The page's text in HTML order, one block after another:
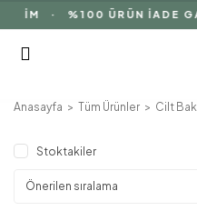
%100 ÜRÜN İADE
Anasayfa Tüm Ürünler Cilt
Stoktakiler